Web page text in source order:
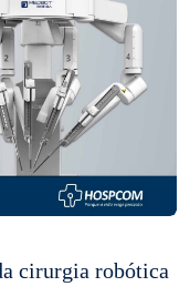
cirurgia robótica